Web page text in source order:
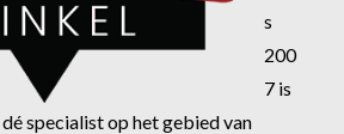
s
200
7 is
specialist op het gebied van